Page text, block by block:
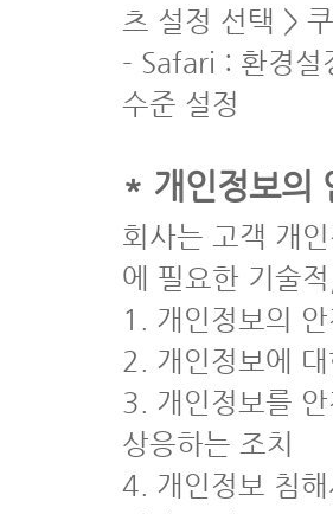
츠 설정 선택 >
- Safari : 환경설
수준 설정
* 개인정보의
회사는 고객 개
에 필요한 기술
1. 개인정보의
2. 개인정보에
3. 개인정보를
상응하는 조치
4. 개인정보 침